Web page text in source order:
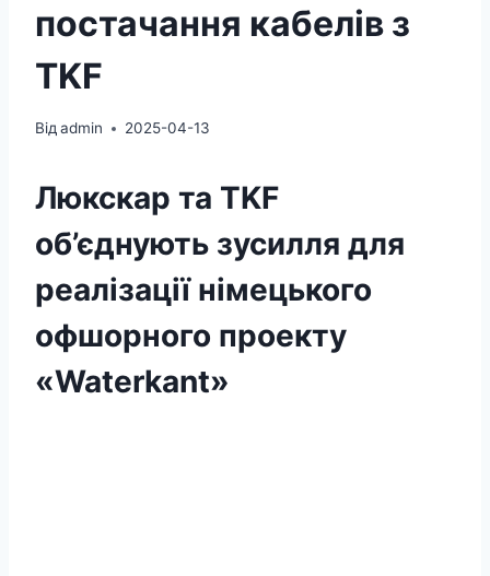
постачання кабелів з
TKF
Від admin 2025-04-13
Люкскар та TKF
об’єднують зусилля для
реалізації німецького
офшорного проекту
«Waterkant»